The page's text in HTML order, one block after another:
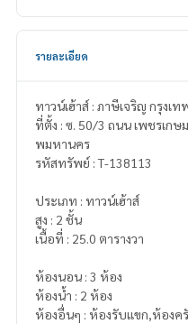
รายละเอียด
ทาวน์เฮ้าส์ : ภาษีเจริญ กรุงเ
ที่ตั้ง : ซ. 50/3 ถนน เพชรเกษ
พมหานคร
รหัสทรัพย์ : T-138113
ประเภท : ทาวน์เฮ้าส์
สูง : 2 ชั้น
เนื้อที่ : 25.0 ตารางวา
ห้องนอน : 3 ห้อง
ห้องน้ำ : 2 ห้อง
ห้องอื่นๆ : ห้องรับแขก,ห้องค